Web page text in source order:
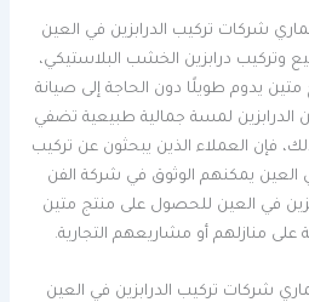
شركات تركيب الدرابزين في العين
وتركيب درابزين الخشب البلاستيكي،
يدوم طويلًا دون الحاجة إلى صيانة
الدرابزين لمسة جمالية طبيعية تضفي
فإن العملاء الذين يبحثون عن تركيب
العين يمكنهم الوثوق في شركة الفن
في العين للحصول على منتج متين
منازلهم أو مشاريعهم التجارية.
شركات تركيب الدرابزين في العين